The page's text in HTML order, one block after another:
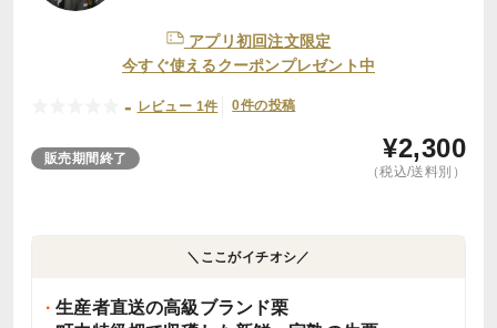
アプリ初回注文限定
今すぐ使えるクーポンプレゼント中
- レビュー 1件 0件の投稿
販売期間終了 ¥2,300
（税込/送料別）
＼ここがイチオシ／
生産者直送の高級ブランド栗